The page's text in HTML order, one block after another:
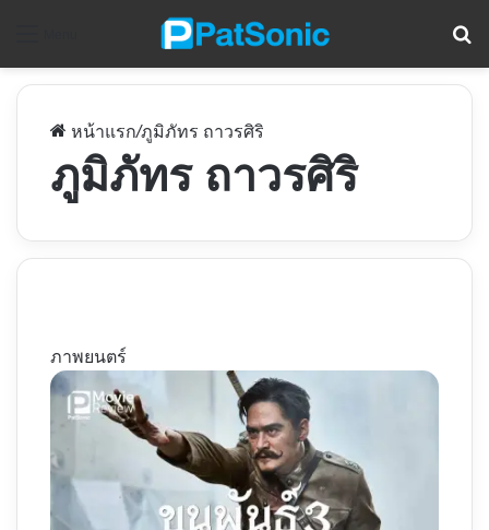
หน้าแรก/ภูมิภัทร ถาวรศิริ
ภูมิภัทร ถาวรศิริ
ภาพยนตร์